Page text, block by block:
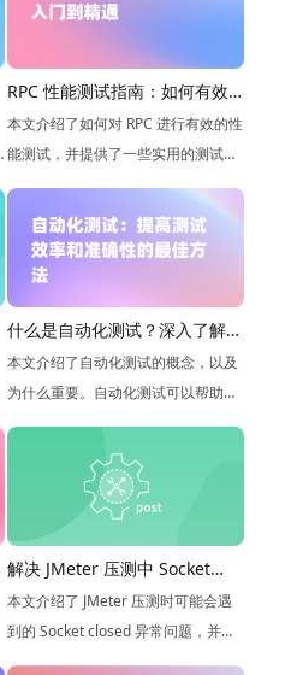
RPC 性能测试指南：如何有效
地进行测试
本文介绍了如何对 RPC 进行有效的性
能测试，并提供了一些实用的测试方
法和工具。
什么是自动化测试？深入了解其
作用
本文介绍了自动化测试的概念，以及
为什么重要。自动化测试可以帮助你
节省时间和金钱，并提高你的软件质
解决 JMeter 压测中 Socket
closed 异常问题
本文介绍了 JMeter 压测时可能会遇
到的 Socket closed 异常问题，并提
供了相应的解决方案。